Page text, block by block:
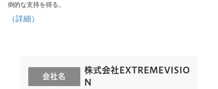
倒的な支持を得る。
（詳細）
会社名
株式会社EXTREMEVISIO
N